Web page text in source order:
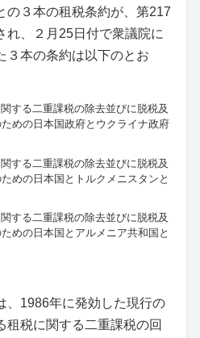
の３本の租税条約が、第217
れ、２月25日付で衆議院に
３本の条約は以下のとお
する二重課税の除去並びに脱税及
めの日本国政府とウクライナ政府
する二重課税の除去並びに脱税及
めの日本国とトルクメニスタンと
する二重課税の除去並びに脱税及
めの日本国とアルメニア共和国と
、1986年に発効した現行の
租税に関する二重課税の回